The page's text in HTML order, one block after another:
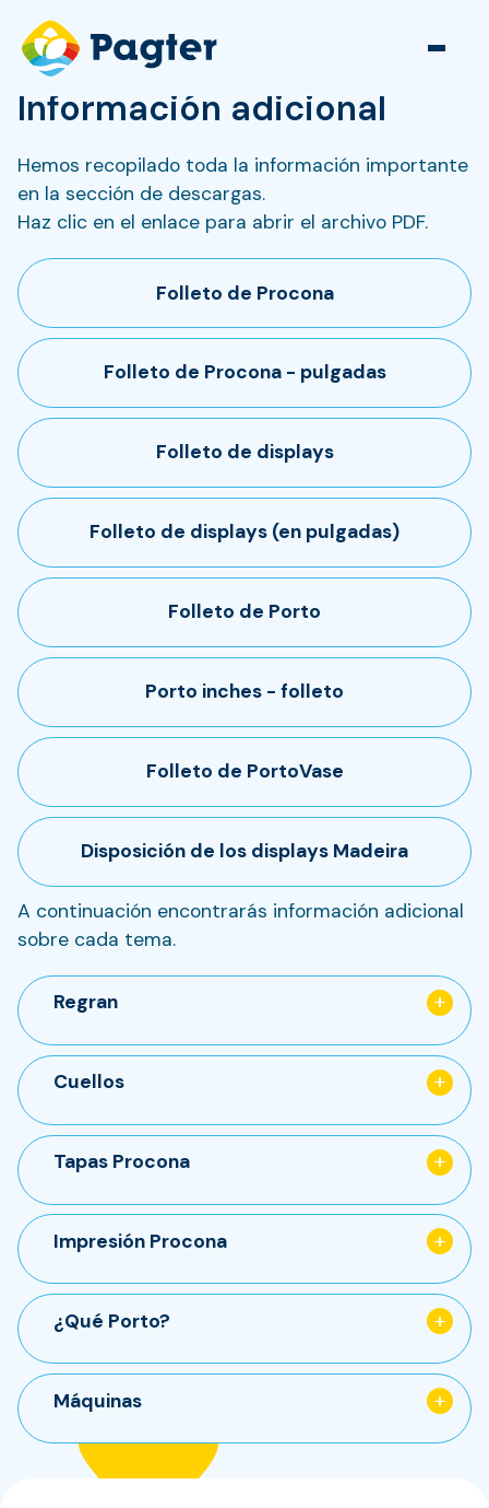
Información adicional
Hemos recopilado toda la información importante
en la sección de descargas.
Haz clic en el enlace para abrir el archivo PDF.
Folleto de Procona
Folleto de Procona - pulgadas
Folleto de displays
Folleto de displays (en pulgadas)
Folleto de Porto
Porto inches - folleto
Folleto de PortoVase
Disposición de los displays Madeira
A continuación encontrarás información adicional
sobre cada tema.
Regran
Cuellos
Tapas Procona
Impresión Procona
¿Qué Porto?
Máquinas